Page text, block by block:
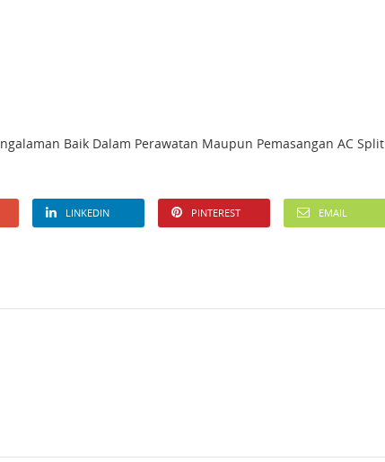
Baik Dalam Perawatan Maupun Pemasangan AC Split
LINKEDIN PINTEREST EMAIL